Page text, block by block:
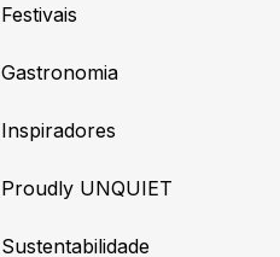
Festivais
Gastronomia
Inspiradores
Proudly UNQUIET
Sustentabilidade